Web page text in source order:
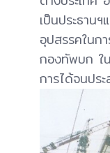
เป็นประธาน
อุปสรรคในก
กองทัพบก ใ
การได้จนปร